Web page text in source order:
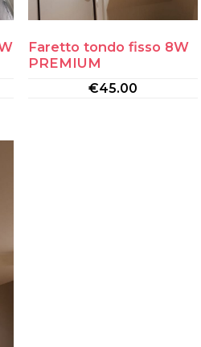
Faretto tondo fisso 8W
PREMIUM
€45.00